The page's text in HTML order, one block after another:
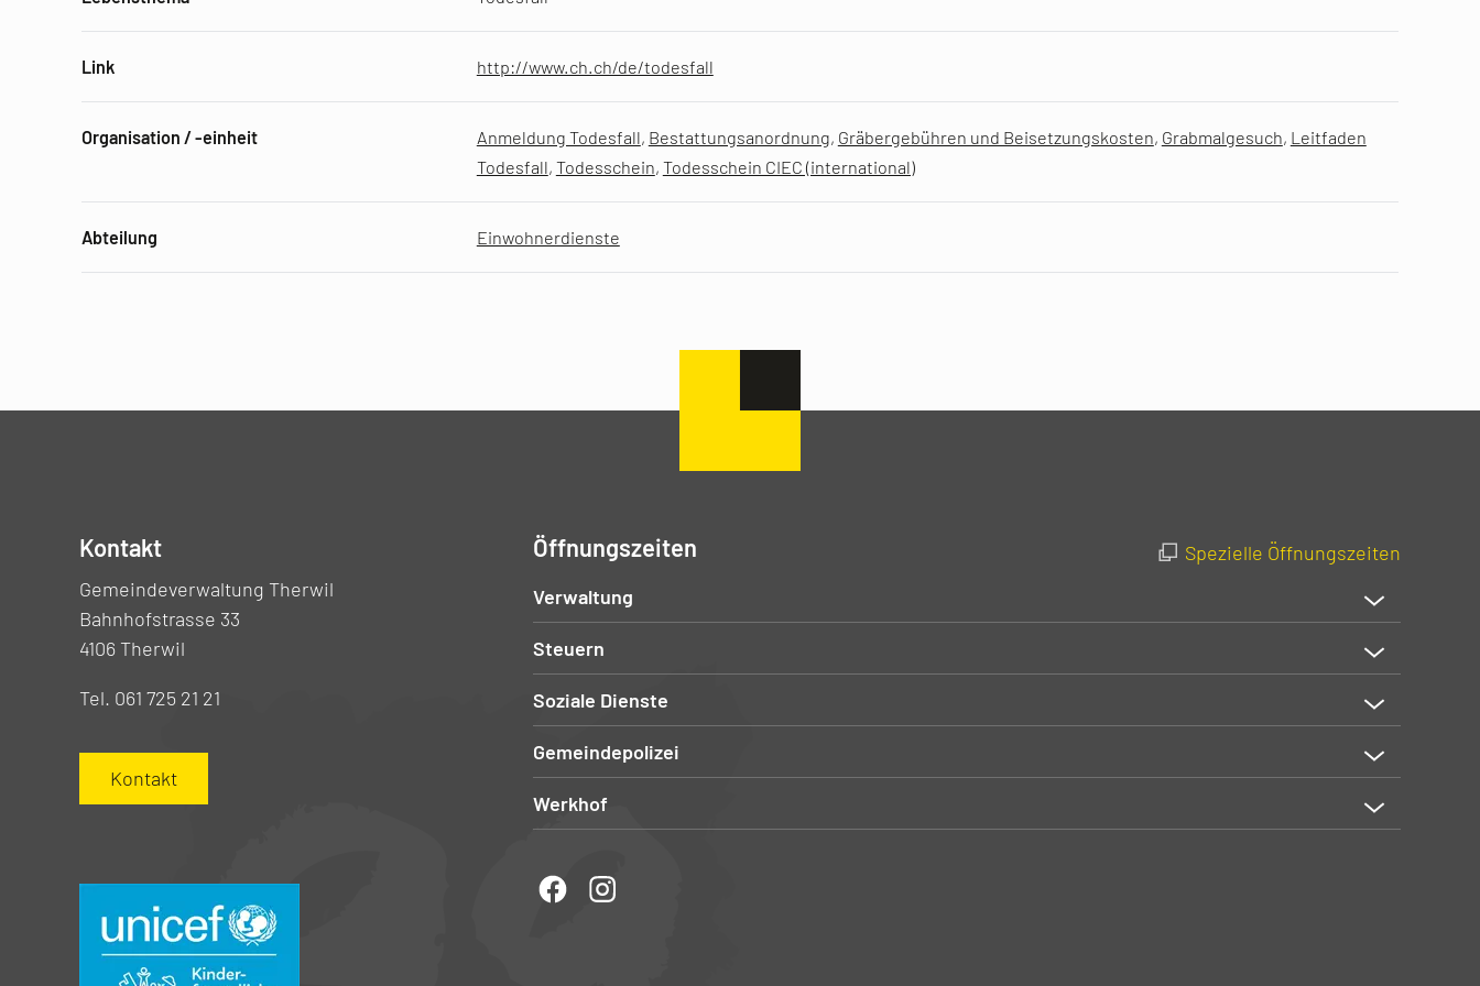
Link http://www.ch.ch/de/todesfall
Organisation / -einheit Anmeldung Todesfall, Bestattungsanordnung, Gräbergebühren und Beisetzungskosten, Grabmalgesuch, Leitfaden
Todesfall, Todesschein, Todesschein CIEC (international)
Abteilung Einwohnerdienste
Kontakt
Gemeindeverwaltung Therwil
Bahnhofstrasse 33
4106 Therwil
Tel. 061 725 21 21
Kontakt
Öffnungszeiten
Spezielle Öffnungszeiten
Verwaltung
Steuern
Soziale Dienste
Gemeindepolizei
Werkhof